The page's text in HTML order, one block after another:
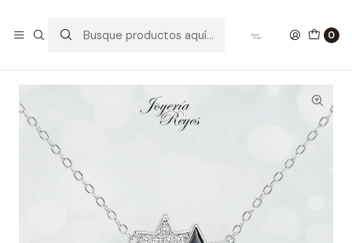
0
Cadena de Plata Rodinada Fabricación Italiana 925 modelo
SWN13912-08